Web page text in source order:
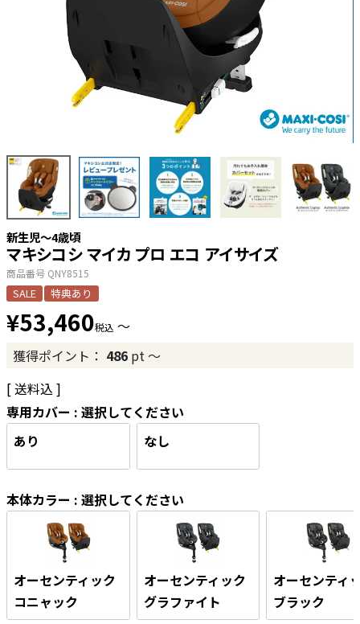
新生児〜4歳頃
マキシコシ マイカ プロ エコ アイサイズ
商品番号 QNY8515
SALE 特典あり
¥53,460税込 〜
獲得ポイント： 486 pt 〜
送料込
専用カバー
選択してください
あり
なし
本体カラー 選択してください
オーセンティック
コニャック
オーセンティック
グラファイト
オーセンティ
ブラック